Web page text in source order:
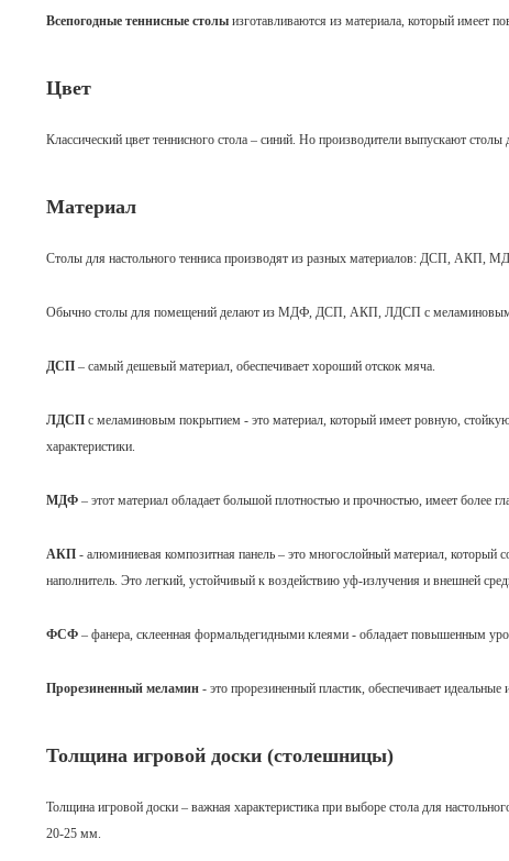
Всепогодные теннисные столы изготавливаются из материала, который имеет
Цвет
Классический цвет теннисного стола – синий. Но производители выпускают столы
Материал
Столы для настольного тенниса производят из разных материалов: ДСП, АКП,
Обычно столы для помещений делают из МДФ, ДСП, АКП, ЛДСП с
ДСП – самый дешевый материал, обеспечивает хороший отскок мяча.
ЛДСП с меламиновым покрытием - это материал, который имеет ровную,
характеристики.
МДФ – этот материал обладает большой плотностью и прочностью, имеет
АКП - алюминиевая композитная панель – это многослойный материал,
наполнитель. Это легкий, устойчивый к воздействию уф-излучения и внешней
ФСФ – фанера, склеенная формальдегидными клеями - обладает повышенным
Прорезиненный меламин - это прорезиненный пластик, обеспечивает идеальные
Толщина игровой доски (столешницы)
Толщина игровой доски – важная характеристика при выборе стола для
20-25 мм.